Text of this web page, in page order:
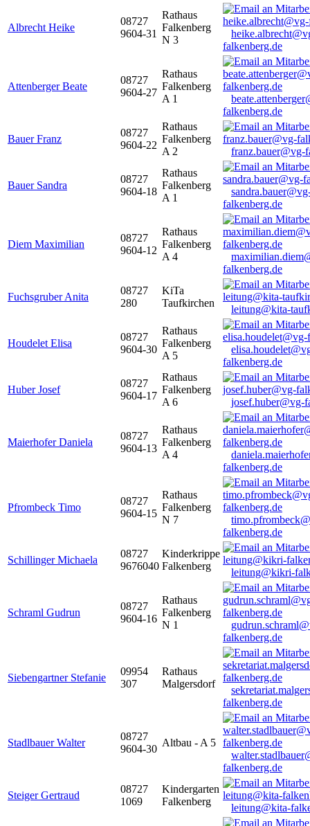
Albrecht Heike
08727
9604-31
Rathaus
Falkenberg
N 3
falkenberg.de
Attenberger Beate
08727
9604-27
Rathaus
Falkenberg
A 1
falkenberg.de
Bauer Franz
08727
9604-22
Rathaus
Falkenberg
A 2
franz.bauer@vg-
Bauer Sandra
08727
9604-18
Rathaus
Falkenberg
A 1
falkenberg.de
Diem Maximilian
08727
9604-12
Rathaus
Falkenberg
A 4
falkenberg.de
Fuchsgruber Anita
08727
280
KiTa
Taufkirchen
leitung@kita-
Houdelet Elisa
08727
9604-30
Rathaus
Falkenberg
A 5
falkenberg.de
Huber Josef
08727
9604-17
Rathaus
Falkenberg
A 6
josef.huber@vg-
Maierhofer Daniela
08727
9604-13
Rathaus
Falkenberg
A 4
falkenberg.de
Pfrombeck Timo
08727
9604-15
Rathaus
Falkenberg
N 7
falkenberg.de
Schillinger Michaela
08727
9676040
Kinderkrippe
Falkenberg
leitung@kikri-
Schraml Gudrun
08727
9604-16
Rathaus
Falkenberg
N 1
falkenberg.de
Siebengartner Stefanie
09954
307
Rathaus
Malgersdorf
falkenberg.de
Stadlbauer Walter
08727
9604-30
Altbau - A 5
falkenberg.de
Steiger Gertraud
08727
1069
Kindergarten
Falkenberg
leitung@kita-